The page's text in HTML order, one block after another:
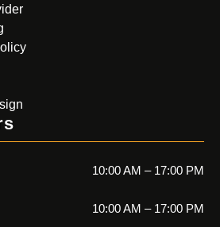
10:00 AM – 17:00 PM
10:00 AM – 17:00 PM